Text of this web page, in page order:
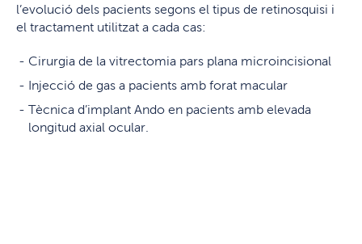
l’evolució dels pacients segons el tipus de retinosquisi i
el tractament utilitzat a cada cas:
Cirurgia de la vitrectomia pars plana microincisional
Injecció de gas a pacients amb forat macular
Tècnica d’implant Ando en pacients amb elevada
longitud axial ocular.